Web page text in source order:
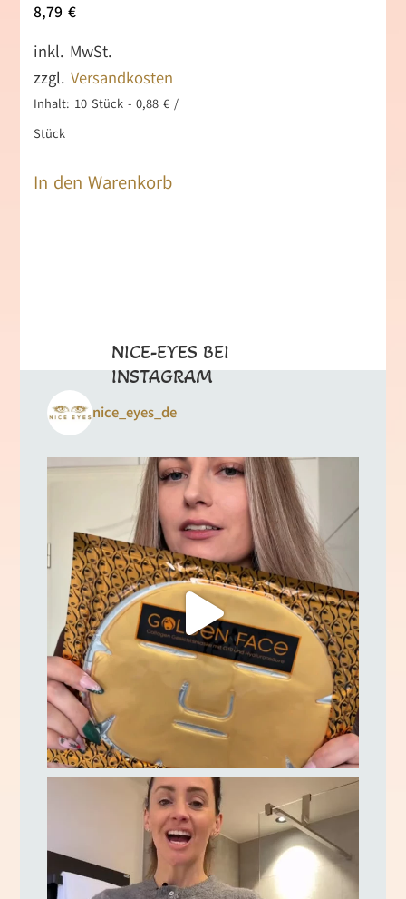
8,79€
inkl. MwSt.
zzgl.Versandkosten
Inhalt: 10Stück -0,88€ /
Stück
In den Warenkorb
NICE-EYES BEI
INSTAGRAM
nice_eyes_de